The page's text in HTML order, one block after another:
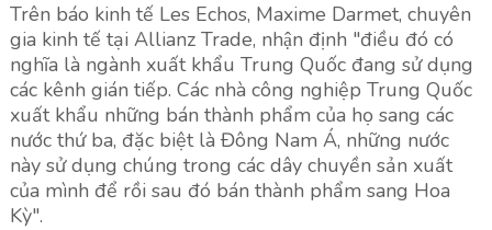
Trên báo kinh tế Les Echos, Maxime Darmet, chuyên
gia kinh tế tại Allianz Trade, nhận định "điều đó có
nghĩa là ngành xuất khẩu Trung Quốc đang sử dụng
các kênh gián tiếp. Các nhà công nghiệp Trung Quốc
xuất khẩu những bán thành phẩm của họ sang các
nước thứ ba, đặc biệt là Đông Nam Á, những nước
này sử dụng chúng trong các dây chuyền sản xuất
của mình để rồi sau đó bán thành phẩm sang Hoa
Kỳ".